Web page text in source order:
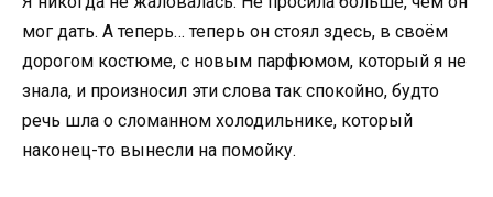
мог дать. А теперь… теперь он стоял здесь, в своём
дорогом костюме, с новым парфюмом, который я не
знала, и произносил эти слова так спокойно, будто
речь шла о сломанном холодильнике, который
наконец-то вынесли на помойку.